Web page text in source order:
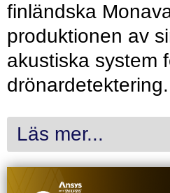
finländska
produktionen av
akustiska system
drönardetektering.
Läs mer...